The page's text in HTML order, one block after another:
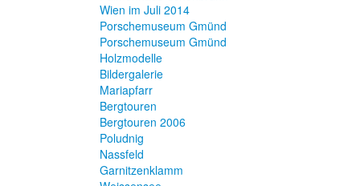
Wien im Juli 2014
Porschemuseum Gmünd
Porschemuseum Gmünd
Holzmodelle
Bildergalerie
Mariapfarr
Bergtouren
Bergtouren 2006
Poludnig
Nassfeld
Garnitzenklamm